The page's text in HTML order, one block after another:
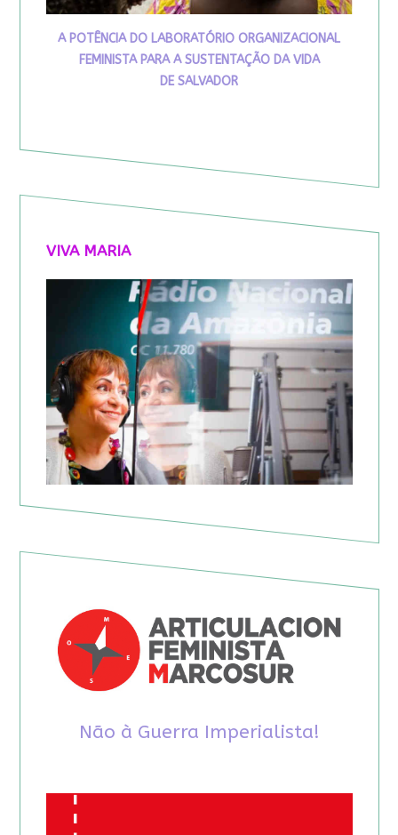
A POTÊNCIA DO LABORATÓRIO ORGANIZACIONAL
FEMINISTA PARA A SUSTENTAÇÃO DA VIDA
DE SALVADOR
VIVA MARIA
Não à Guerra Imperialista!